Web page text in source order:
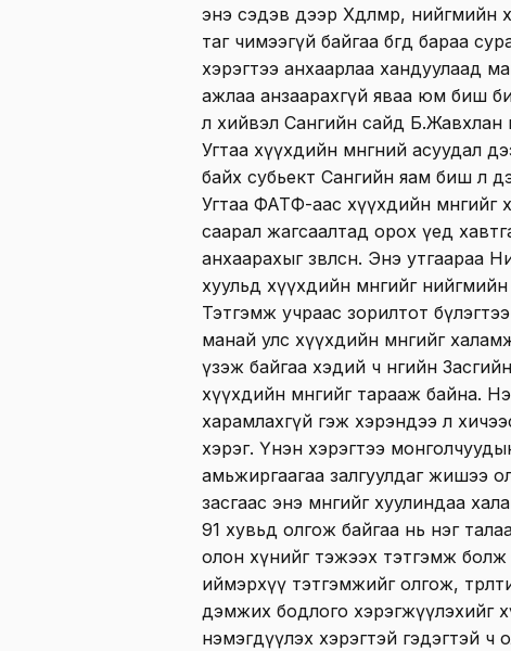
энэ сэдэв дээр Хөдөлмөр,
таг чимээгүй байгаа бөгөөд бараа
хэрэгтээ анхаарлаа хандуулаад
ажлаа анзаарахгүй яваа юм биш
л хийвэл Сангийн сайд Б.Жавхлан
Угтаа хүүхдийн мөнгөний асуудал
байх субьект Сангийн яам биш л
Угтаа ФАТФ-аас хүүхдийн
саарал жагсаалтад орох үед
анхаарахыг зөвлөсөн. Энэ
хуульд хүүхдийн мөнгийг
Тэтгэмж учраас зорилтот
манай улс хүүхдийн мөнгийг
үзэж байгаа хэдий ч өнөөгийн
хүүхдийн мөнгийг тарааж байна.
харамлахгүй гэж хэрэндээ л
хэрэг. Үнэн хэрэгтээ монголчуудын
амьжиргаагаа залгуулдаг жишээ
засгаас энэ мөнгийг хуулиндаа
91 хувьд олгож байгаа нь нэг
олон хүнийг тэжээх тэтгэмж
иймэрхүү тэтгэмжийг олгож,
дэмжих бодлого хэрэгжүүлэхийг
нэмэгдүүлэх хэрэгтэй гэдэгтэй ч